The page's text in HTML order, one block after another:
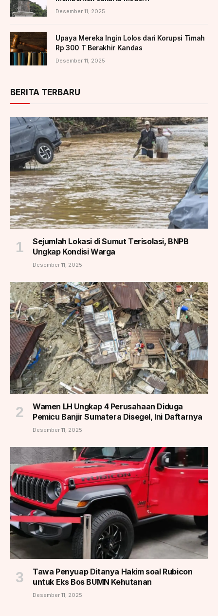
Desember 11, 2025
Upaya Mereka Ingin Lolos dari Korupsi Timah
Rp 300 T Berakhir Kandas
Desember 11, 2025
BERITA TERBARU
Sejumlah Lokasi di Sumut Terisolasi, BNPB
Ungkap Kondisi Warga
Desember 11, 2025
Wamen LH Ungkap 4 Perusahaan Diduga
Pemicu Banjir Sumatera Disegel, Ini Daftarnya
Desember 11, 2025
Tawa Penyuap Ditanya Hakim soal Rubicon
untuk Eks Bos BUMN Kehutanan
Desember 11, 2025